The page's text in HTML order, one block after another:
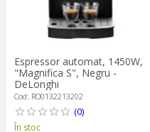
Espressor automat, 1450W,
"Magnifica S", Negru -
DeLonghi
Cod: RO0132213202
(0)
În stoc